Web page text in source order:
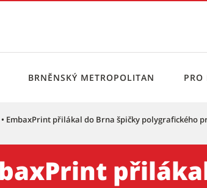
přilákal do Brna
BRNĚNSKÝ METROPOLITAN PRO
• EmbaxPrint přilákal do Brna špičky polygrafického